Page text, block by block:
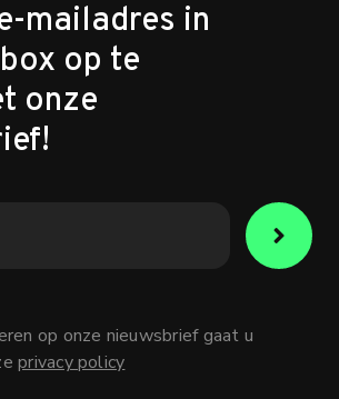
mailadres in
op te
onze
op onze nieuwsbrief gaat u
privacy policy